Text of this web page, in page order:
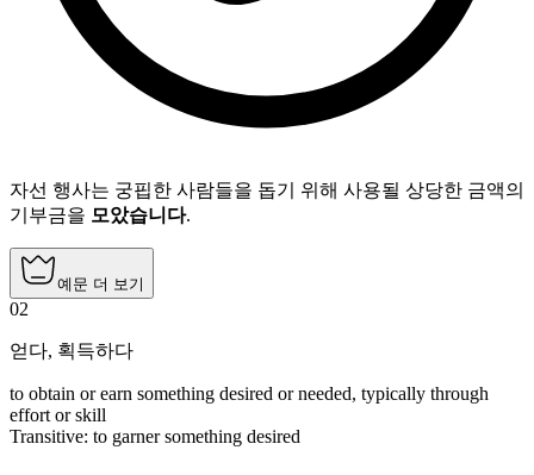
자선 행사는 궁핍한 사람들을 돕기 위해 사용될 상당한 금액의
기부금을 모았습니다.
예문 더 보기
02
얻다, 획득하다
to obtain or earn something desired or needed, typically through
effort or skill
Transitive: to garnersomething desired